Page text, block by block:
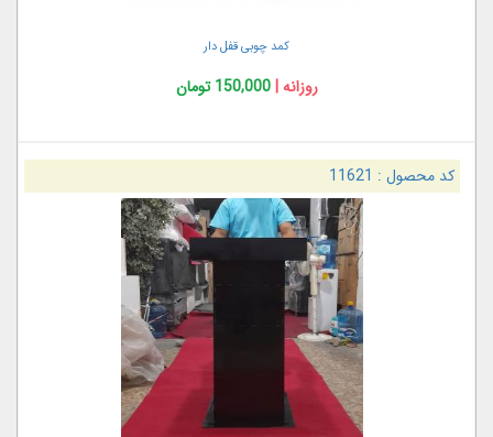
کمد چوبی قفل دار
روزانه |150,000 تومان
کد محصول : 11621